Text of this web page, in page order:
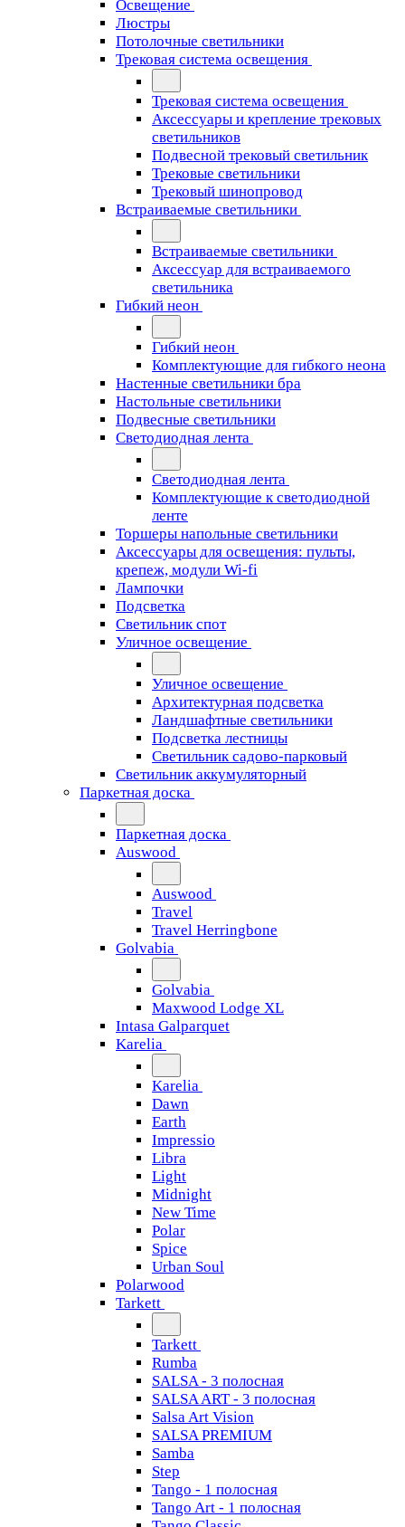
Освещение
Люстры
Потолочные светильники
Трековая система освещения
Трековая система освещения
Аксессуары и крепление трековых
светильников
Подвесной трековый светильник
Трековые светильники
Трековый шинопровод
Встраиваемые светильники
Встраиваемые светильники
Аксессуар для встраиваемого
светильника
Гибкий неон
Гибкий неон
Комплектующие для гибкого неона
Настенные светильники бра
Настольные светильники
Подвесные светильники
Светодиодная лента
Светодиодная лента
Комплектующие к светодиодной
ленте
Торшеры напольные светильники
Аксессуары для освещения: пульты,
крепеж, модули Wi-fi
Лампочки
Подсветка
Светильник спот
Уличное освещение
Уличное освещение
Архитектурная подсветка
Ландшафтные светильники
Подсветка лестницы
Светильник садово-парковый
Светильник аккумуляторный
Паркетная доска
Паркетная доска
Auswood
Auswood
Travel
Travel Herringbone
Golvabia
Golvabia
Maxwood Lodge XL
Intasa Galparquet
Karelia
Karelia
Dawn
Earth
Impressio
Libra
Light
Midnight
New Time
Polar
Spice
Urban Soul
Polarwood
Tarkett
Tarkett
Rumba
SALSA - 3 полосная
SALSA ART - 3 полосная
Salsa Art Vision
SALSA PREMIUM
Samba
Step
Tango - 1 полосная
Tango Art - 1 полосная